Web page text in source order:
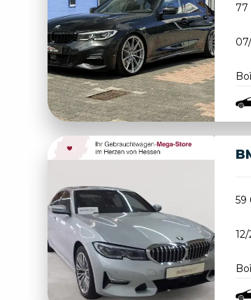
77
59